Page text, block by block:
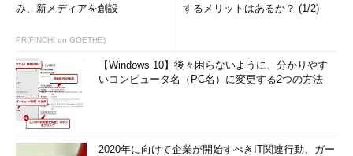
み、新メディアを創設
PR(FINCHI on GOETHE)
するメリットはあるか？ (1/2)
【Windows 10】後々困らないように、分かりやす
いコンピュータ名（PC名）に変更する2つの方法
2020年に向けて企業が開始すべきIT関連行動、ガー